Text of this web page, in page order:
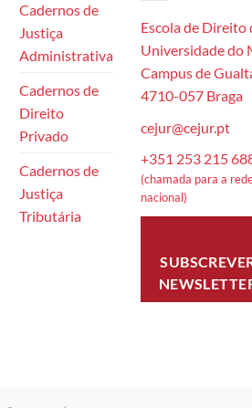
Cadernos de
Justiça
Administrativa
Cadernos de
Direito
Privado
Cadernos de
Justiça
Tributária
Escola de Direito
Universidade do
Campus de
4710-057 Braga
cejur@cejur.pt
+351 253 215
(chamada para a
nacional)